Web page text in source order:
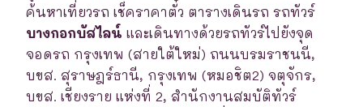
ค้นหาเที่ยวรถ เช็คราคาตั๋ว ตารางเดินรถ รถทัวร์
บางกอกบัสไลน์ และเดินทางด้วยรถทัวร์ไปยังจุด
จอดรถ กรุงเทพ (สายใต้ใหม่) ถนนบรมราชนนี,
บขส. สุราษฎร์ธานี, กรุงเทพ (หมอชิต2) จตุจักร,
บขส. เชียงราย แห่งที่ 2, สำนักงานสมบัติทัวร์